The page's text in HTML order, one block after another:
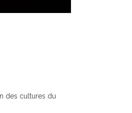
des cultures du